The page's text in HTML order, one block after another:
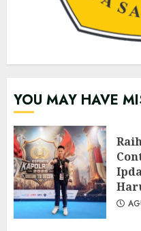
YOU MAY HAVE